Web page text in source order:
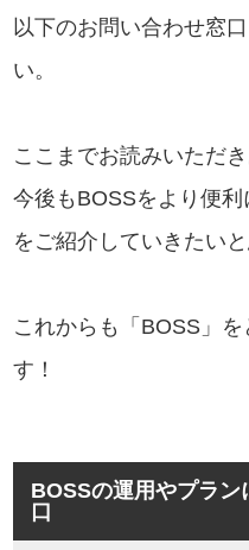
以下のお問い合わせ窓
い。
ここまでお読みいただ
今後もBOSSをより便
をご紹介していきたいと
これからも「BOSS」
す！
BOSSの運用やプラ
口